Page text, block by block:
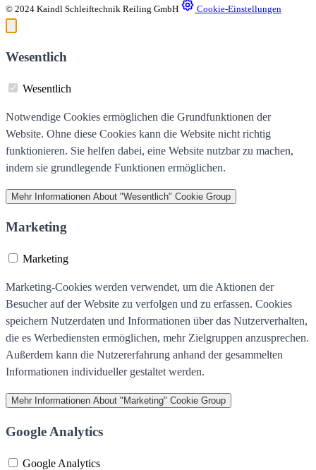
© 2024 Kaindl Schleiftechnik Reiling GmbH Cookie-Einstellungen
Wesentlich
Wesentlich
Notwendige Cookies ermöglichen die Grundfunktionen der
Website. Ohne diese Cookies kann die Website nicht richtig
funktionieren. Sie helfen dabei, eine Website nutzbar zu machen,
indem sie grundlegende Funktionen ermöglichen.
Mehr Informationen About "Wesentlich" Cookie Group
Marketing
Marketing
Marketing-Cookies werden verwendet, um die Aktionen der
Besucher auf der Website zu verfolgen und zu erfassen. Cookies
speichern Nutzerdaten und Informationen über das Nutzerverhalten,
die es Werbediensten ermöglichen, mehr Zielgruppen anzusprechen.
Außerdem kann die Nutzererfahrung anhand der gesammelten
Informationen individueller gestaltet werden.
Mehr Informationen About "Marketing" Cookie Group
Google Analytics
Google Analytics